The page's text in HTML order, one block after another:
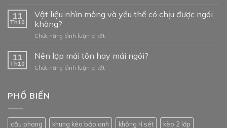
nào?
thành
khung
thép
trọng
lượng
nhẹ
hộp?
11
Th10
Vật liệu nhìn mỏng và yếu thế có chịu được ngói
không?
Chức năng bình luận bị tắtở
nhìn
mỏng
được
11
Th10
Nên lợp mái tôn hay mái ngói?
Chức năng bình luận bị tắtở
mái
PHỔ BIẾN
cầu phong khung kèo bảo anh không rỉ sét kèo 2 lớp